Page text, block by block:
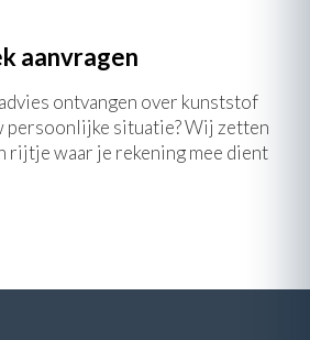
aanvragen
ontvangen over kunststof
persoonlijke situatie? Wij zetten
rijtje waar je rekening mee dient